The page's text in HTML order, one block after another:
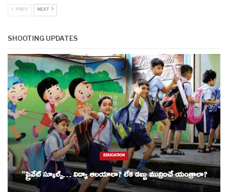
PREV NEXT
SHOOTING UPDATES
EDUCATION
“ప్రైవేట్ స్కూల్స్… విద్యా ఆలయాలా? లేక డబ్బు ముద్రించే యంత్రాలా?